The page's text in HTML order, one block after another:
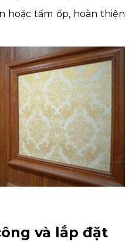
hoặc tấm ốp, hoàn thiện
và lắp đặt